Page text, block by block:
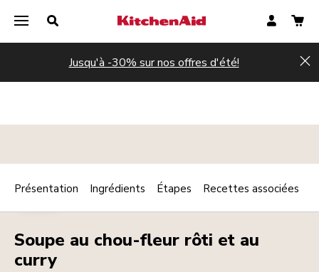
Jusqu'à -30% sur nos offres d'été!
CHAUD Print
Soupe au chou-fleur rôti et au
curry
Présentation Ingrédients Étapes Recettes associées